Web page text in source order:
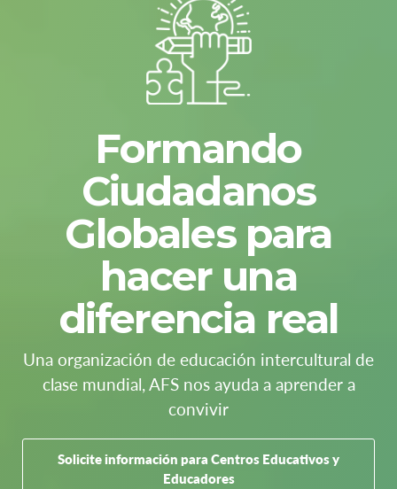
Formando
Ciudadanos
Globales para
hacer una
diferencia real
Una organización de educación intercultural de
clase mundial, AFS nos ayuda a aprender a
convivir
Solicite información para Centros Educativos y
Educadores